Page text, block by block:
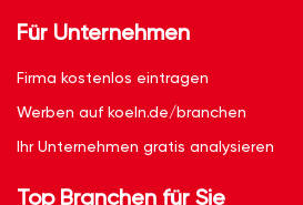
Für Unternehmen
Firma kostenlos eintragen
Werben auf koeln.de/branchen
Ihr Unternehmen gratis analysieren
Top Branchen für Sie